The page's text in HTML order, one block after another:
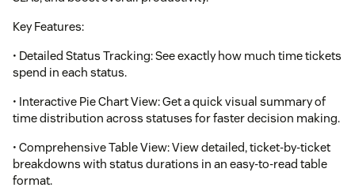
Key Features:
• Detailed Status Tracking: See exactly how much time tickets
spend in each status.
• Interactive Pie Chart View: Get a quick visual summary of
time distribution across statuses for faster decision making.
• Comprehensive Table View: View detailed, ticket-by-ticket
breakdowns with status durations in an easy-to-read table
format.